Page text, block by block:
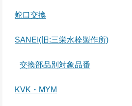
蛇口交換
SANEI(旧:三栄水栓製作所)
交換部品別対象品番
KVK・MYM